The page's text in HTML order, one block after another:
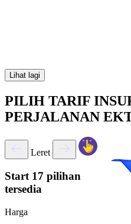
Lihat lagi
PILIH TARIF
PERJALANAN
Leret
Start 17 pilihan
tersedia
Harga